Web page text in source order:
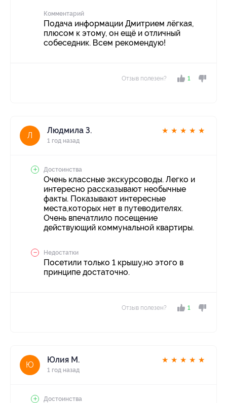
Комментарий
Подача информации Дмитрием лёгкая,
плюсом к этому, он ещё и отличный
собеседник. Всем рекомендую!
Отзыв полезен? 1
Л
Людмила З.
1 год назад
★ ★ ★ ★ ★
Достоинства
Очень классные экскурсоводы. Легко и
интересно рассказывают необычные
факты. Показывают интересные
места,которых нет в путеводителях.
Очень впечатлило посещение
действующий коммунальной квартиры.
Недостатки
Посетили только 1 крышу,но этого в
принципе достаточно.
Отзыв полезен? 1
Ю
Юлия М.
1 год назад
★ ★ ★ ★ ★
Достоинства